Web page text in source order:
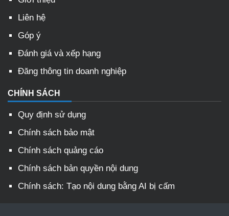
Liên hệ
Góp ý
Đánh giá và xếp hạng
Đăng thông tin doanh nghiệp
CHÍNH SÁCH
Quy định sử dụng
Chính sách bảo mật
Chính sách quảng cáo
Chính sách bản quyền nội dung
Chính sách: Tạo nội dung bằng AI bị cấm